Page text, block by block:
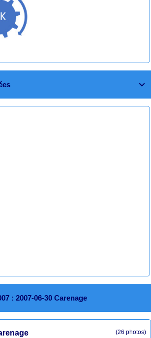

: 2007-06-30 Carenage
(26 photos)